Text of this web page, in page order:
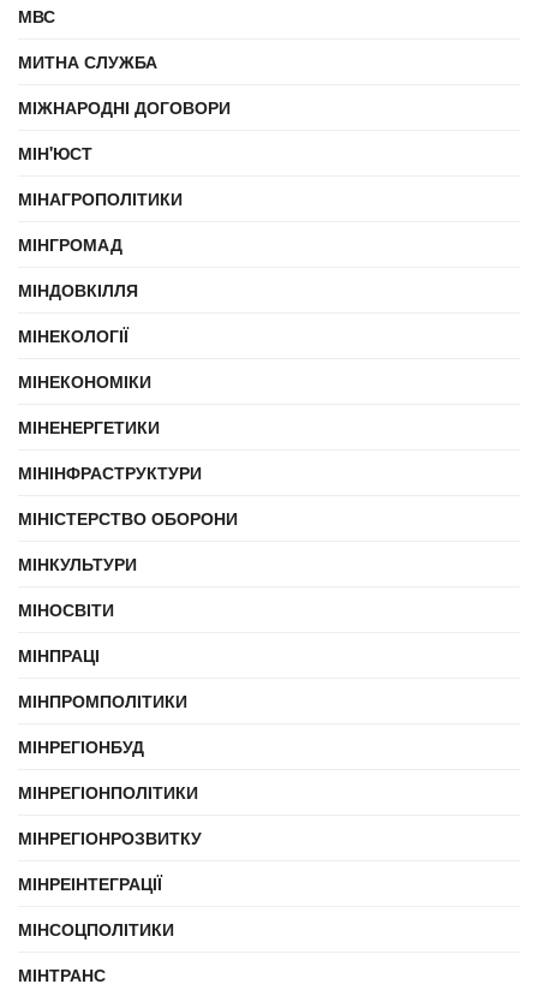
МВС
МИТНА СЛУЖБА
МІЖНАРОДНІ ДОГОВОРИ
МІН'ЮСТ
МІНАГРОПОЛІТИКИ
МІНГРОМАД
МІНДОВКІЛЛЯ
МІНЕКОЛОГІЇ
МІНЕКОНОМІКИ
МІНЕНЕРГЕТИКИ
МІНІНФРАСТРУКТУРИ
МІНІСТЕРСТВО ОБОРОНИ
МІНКУЛЬТУРИ
МІНОСВІТИ
МІНПРАЦІ
МІНПРОМПОЛІТИКИ
МІНРЕГІОНБУД
МІНРЕГІОНПОЛІТИКИ
МІНРЕГІОНРОЗВИТКУ
МІНРЕІНТЕГРАЦІЇ
МІНСОЦПОЛІТИКИ
МІНТРАНС